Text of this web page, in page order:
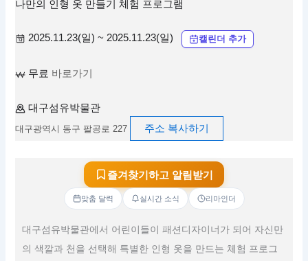
나만의 인형 옷 만들기 체험 프로그램
2025.11.23(일) ~ 2025.11.23(일) 캘린더 추가
무료 바로가기
대구섬유박물관
대구광역시 동구 팔공로 227 주소 복사하기
즐겨찾기하고 알림받기
맞춤 달력 실시간 소식 리마인더
대구섬유박물관에서 어린이들이 패션디자이너가 되어 자신만
의 색깔과 천을 선택해 특별한 인형 옷을 만드는 체험 프로그